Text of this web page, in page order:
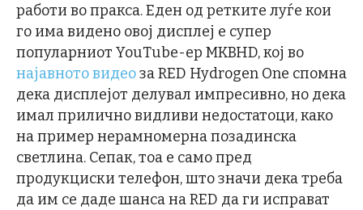
работи во пракса. Еден од ретките луѓе кои
го има видено овој дисплеј е супер
популарниот YouTube-ер MKBHD, кој во
најавното видеоза RED Hydrogen One спомна
дека дисплејот делувал импресивно, но дека
имал прилично видливи недостатоци, како
на пример нерамномерна позадинска
светлина. Сепак, тоа е само пред
продукциски телефон, што значи дека треба
да им се даде шанса на RED да ги исправат